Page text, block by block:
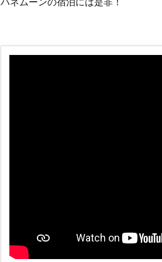
ハネムーンの宿泊には是非！